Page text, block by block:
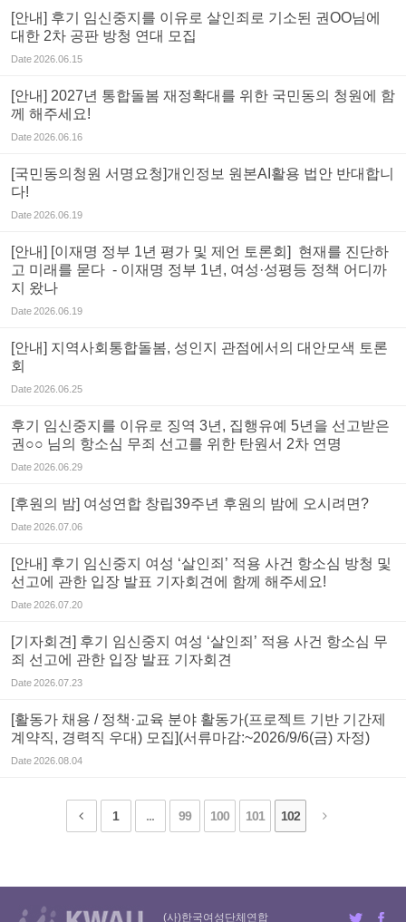
[안내] 후기 임신중지를 이유로 살인죄로 기소된 권OO님에
대한 2차 공판 방청 연대 모집
Date2026.06.15
[안내] 2027년 통합돌봄 재정확대를 위한 국민동의 청원에 함
께 해주세요!
Date2026.06.16
[국민동의청원 서명요청]개인정보 원본AI활용 법안 반대합니
다!
Date2026.06.19
[안내] [이재명 정부 1년 평가 및 제언 토론회] 현재를 진단하
고 미래를 묻다 - 이재명 정부 1년, 여성·성평등 정책 어디까
지 왔나
Date2026.06.19
[안내] 지역사회통합돌봄, 성인지 관점에서의 대안모색 토론
회
Date2026.06.25
후기 임신중지를 이유로 징역 3년, 집행유예 5년을 선고받은
권○○ 님의 항소심 무죄 선고를 위한 탄원서 2차 연명
Date2026.06.29
[후원의 밤] 여성연합 창립39주년 후원의 밤에 오시려면?
Date2026.07.06
[안내] 후기 임신중지 여성 ‘살인죄’ 적용 사건 항소심 방청 및
선고에 관한 입장 발표 기자회견에 함께 해주세요!
Date2026.07.20
[기자회견] 후기 임신중지 여성 ‘살인죄’ 적용 사건 항소심 무
죄 선고에 관한 입장 발표 기자회견
Date2026.07.23
[활동가 채용 / 정책·교육 분야 활동가(프로젝트 기반 기간제
계약직, 경력직 우대) 모집](서류마감:~2026/9/6(금) 자정)
Date2026.08.04
1 ... 99 100 101 102
(사)한국여성단체연합